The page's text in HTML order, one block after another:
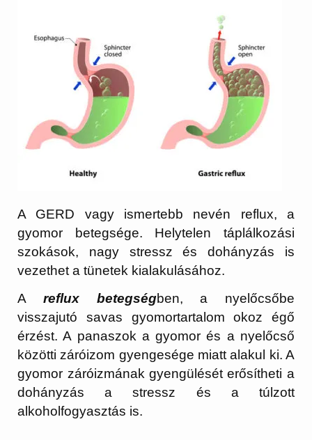
A GERD vagy ismertebb nevén reflux, a
gyomor betegsége. Helytelen táplálkozási
szokások, nagy stressz és dohányzás is
vezethet a tünetek kialakulásához.
A reflux betegségben, a nyelőcsőbe
visszajutó savas gyomortartalom okoz égő
érzést. A panaszok a gyomor és a nyelőcső
közötti záróizom gyengesége miatt alakul ki. A
gyomor záróizmának gyengülését erősítheti a
dohányzás a stressz és a túlzott
alkoholfogyasztás is.